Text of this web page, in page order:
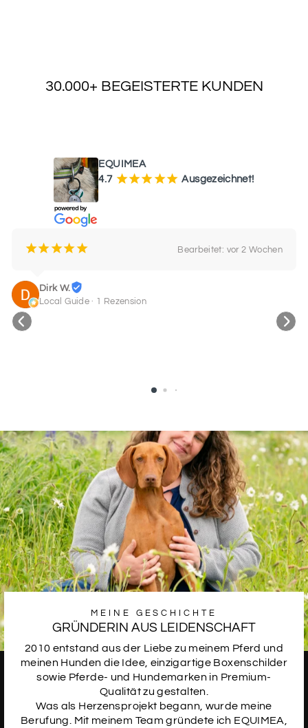
30.000+ BEGEISTERTE KUNDEN
EQUIMEA
4.7 ¡¡¡¡¡ Ausgezeichnet!
¡¡¡¡¡ Bearbeitet: vor 2 Wochen
Dirk W.
Local Guide · 1 Rezension
MEINE GESCHICHTE
GRÜNDERIN AUS LEIDENSCHAFT
2010 entstand aus der Liebe zu meinem Pferd und
meinen Hunden die Idee, einzigartige Boxenschilder
sowie Pferde- und Hundemarken in Premium-
Qualität zu gestalten.
Was als Herzensprojekt begann, wurde meine
Berufung. Mit meinem Team gründete ich EQUIMEA,